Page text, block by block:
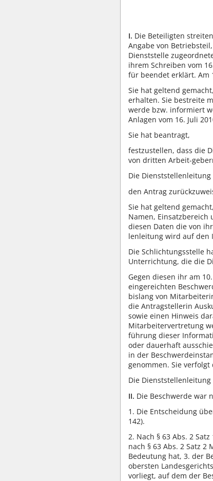
I. Die Beteiligten
Angabe von
Dienststelle
ihrem Schreiben vom
für beendet erklärt. Am
Sie hat geltend
erhalten. Sie bestreite
werde bzw. informiert
Anlagen vom 16. Juli
Sie hat beantragt,
festzustellen, dass die
von dritten Arbeit-
Die
den Antrag
Sie hat geltend
Namen,
diesen Daten die von
lenleitung wird auf den
Die Schlichtungsstelle
Unterrichtung, die die
Gegen diesen ihr am
eingereichten
bislang von
die Antragstellerin
sowie einen Hinweis
Mitarbeitervertretung
führung dieser
oder dauerhaft
in der
genommen. Sie
Die
II. Die Beschwerde war
1. Die Entscheidung
142).
2. Nach § 63 Abs. 2
nach § 63 Abs. 2 Satz
Bedeutung hat, 3. der
obersten
vorliegt, auf dem der